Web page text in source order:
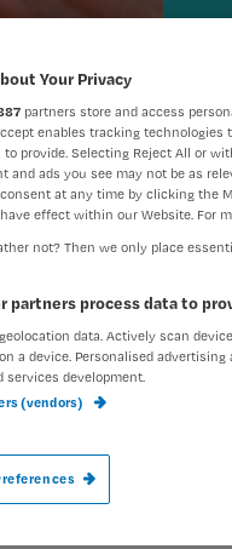
We leven in een
Your Privacy
partners store and access
enables tracking
to provide. Selecting Reject All or
and ads you see may not be as
at any time by clicking the
effect within our Website. For
not? Then we only place
partners process data to
data. Actively scan
a device. Personalised
services development.
(vendors)